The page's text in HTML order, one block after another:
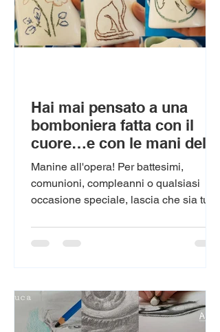
Hai mai pensato a una
bomboniera fatta con il
cuore…e con le mani del
tuo bimbo/a, ragazzo/a?
Manine all'opera! Per battesimi,
comunioni, compleanni o qualsiasi
occasione speciale, lascia che sia tuo
condividendo questo momento magico!